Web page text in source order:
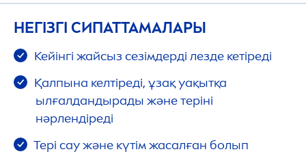
НЕГІЗГІ СИПАТТАМАЛАРЫ
Кейінгі жайсыз сезімдерді лезде кетіреді
Қалпына келтіреді, ұзақ уақытқа
ылғалдандырады және теріні
нәрлендіреді
Тері сау және күтім жасалған болып